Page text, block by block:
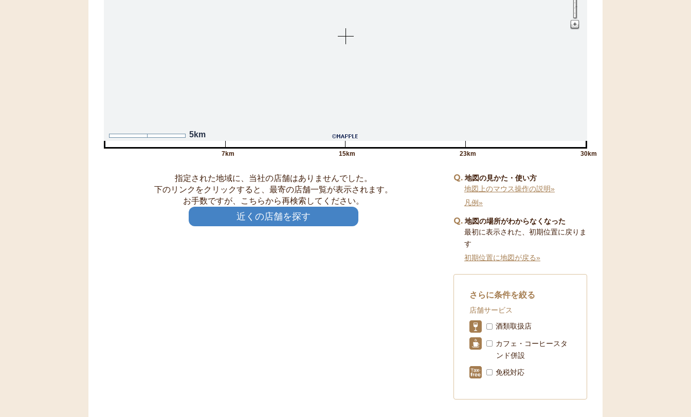
5km
7km 15km 23km 30km
指定された地域に、当社の店舗はありませんでした。
下のリンクをクリックすると、最寄の店舗一覧が表示されます。
お手数ですが、こちらから再検索してください。
近くの店舗を探す
Q 地図の見かた・使い方
地図上のマウス操作の説明»
凡例»
Q 地図の場所がわからなくなった
最初に表示された、初期位置に戻りま
す
初期位置に地図が戻る»
さらに条件を絞る
店舗サービス
酒類取扱店
カフェ・コーヒースタ
ンド併設
免税対応